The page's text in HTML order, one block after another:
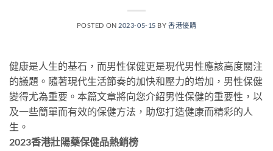
POSTED ON 2023-05-15 BY香港優購
健康是人生的基石，而男性保健更是現代男性應該高度關注
的議題。隨著現代生活節奏的加快和壓力的增加，男性保健
變得尤為重要。本篇文章將向您介紹男性保健的重要性，以
及一些簡單而有效的保健方法，助您打造健康而精彩的人
生。
2023香港壯陽藥保健品熱銷榜